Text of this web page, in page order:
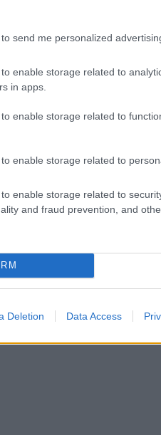
send me personalized
enable storage related to
in apps.
enable storage related to
enable storage related to
enable storage related to
and fraud prevention, and
Deletion Data Access